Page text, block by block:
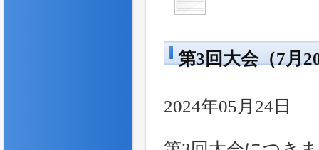
第3回大会（7月
2024年05月24日